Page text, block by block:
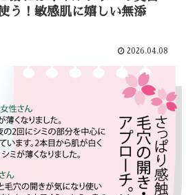
う！敏感肌に嬉しい無添
2026.04.08